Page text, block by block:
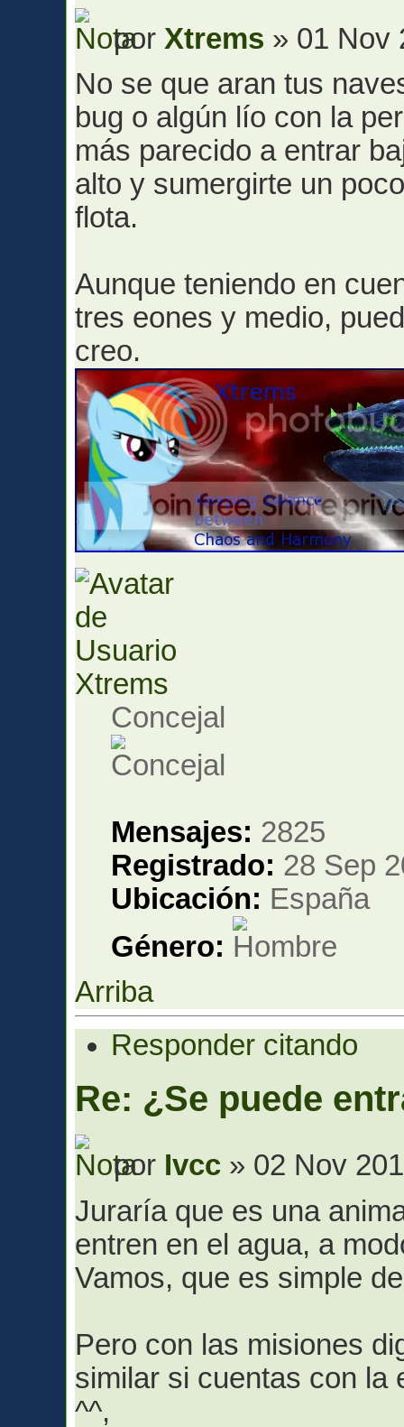
por Xtrems » 01 Nov
No se que aran tus
bug o algún lío con la
más parecido a entrar
alto y sumergirte un
flota.
Aunque teniendo en
tres eones y medio,
creo.
Xtrems
Concejal
Mensajes: 2825
Registrado: 28 Sep
Ubicación: España
Género:
Arriba
Responder citando
Re: ¿Se puede
por Ivcc » 02 Nov
Juraría que es una
entren en el agua, a
Vamos, que es simple
Pero con las misiones
similar si cuentas con la
^^,